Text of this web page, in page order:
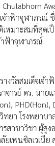
เจ้าฟ้าจุฬาภรณ์
มาะสมที่สุดเป็
าฟ้าจุฬาภรณ์
งวัลสมเด็จเจ้า
จารย์ ดร. นา
PHD(Hon),
ทยา โรงพยาบ
รสาขาวิชา ผู้สู
เพนซิลเวเนีย